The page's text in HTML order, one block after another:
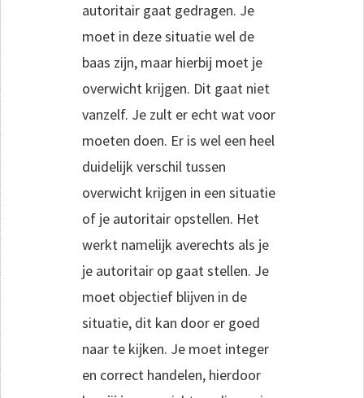
autoritair gaat gedragen. Je
moet in deze situatie wel de
baas zijn, maar hierbij moet je
overwicht krijgen. Dit gaat niet
vanzelf. Je zult er echt wat voor
moeten doen. Er is wel een heel
duidelijk verschil tussen
overwicht krijgen in een situatie
of je autoritair opstellen. Het
werkt namelijk averechts als je
je autoritair op gaat stellen. Je
moet objectief blijven in de
situatie, dit kan door er goed
naar te kijken. Je moet integer
en correct handelen, hierdoor